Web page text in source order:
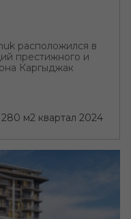
расположился в
престижного и
Каргыджак
280 м2 квартал 2024